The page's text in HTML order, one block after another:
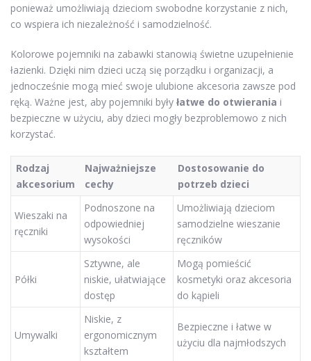
ponieważ umożliwiają dzieciom swobodne korzystanie z nich,
co wspiera ich niezależność i samodzielność.
Kolorowe pojemniki na zabawki stanowią świetne uzupełnienie
łazienki. Dzięki nim dzieci uczą się porządku i organizacji, a
jednocześnie mogą mieć swoje ulubione akcesoria zawsze pod
ręką. Ważne jest, aby pojemniki były łatwe do otwierania i
bezpieczne w użyciu, aby dzieci mogły bezproblemowo z nich
korzystać.
Rodzaj
akcesorium
Najważniejsze
cechy
Dostosowanie do
potrzeb dzieci
Wieszaki na
ręczniki
Podnoszone na
odpowiedniej
wysokości
Umożliwiają dzieciom
samodzielne wieszanie
ręczników
Półki
Sztywne, ale
niskie, ułatwiające
dostęp
Mogą pomieścić
kosmetyki oraz akcesoria
do kąpieli
Umywalki
Niskie, z
ergonomicznym
kształtem
Bezpieczne i łatwe w
użyciu dla najmłodszych